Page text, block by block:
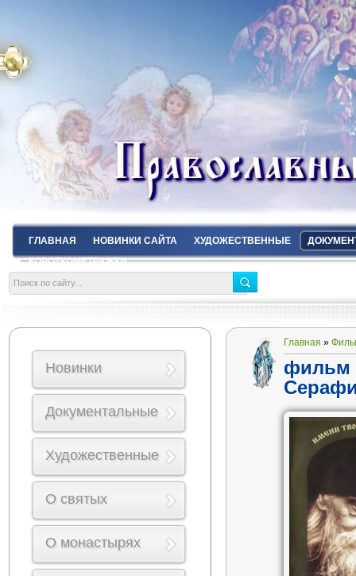
ГЛАВНАЯ НОВИНКИ САЙТА ХУДОЖЕСТВЕННЫЕ
КОРОТКОМЕТРАЖКИ
Главная »
фильм
Новинки
Документальные
Художественные
О святых
О монастырях